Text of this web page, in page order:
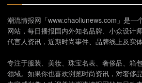
潮流情报网「www.chaoliunews.com」是一
网站，每日播报国内外知名品牌、小众设计
代言人资讯，近期时尚事件、品牌线上及实
专注于服装、美妆、珠宝名表、奢侈品、箱
领域。如果你也喜欢浏览时尚资讯，对奢侈